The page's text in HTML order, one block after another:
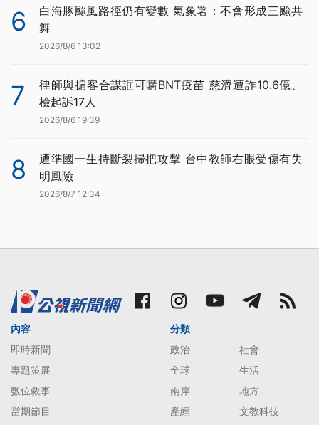
6
白海豚颱風路徑仍有變數 氣象署：不會形成三颱共
舞
2026/8/6 13:02
7
律師與掮客合謀誆可購BNT疫苗 慈濟遭詐10.6億、
檢起訴17人
2026/8/6 19:39
8
遭準國一生持斷裂掃把攻擊 台中教師右眼受傷有失
明風險
2026/8/7 12:34
內容
即時新聞
專題策展
數位敘事
當期節目
分類
政治
社會
全球
生活
兩岸
地方
產經
文教科技